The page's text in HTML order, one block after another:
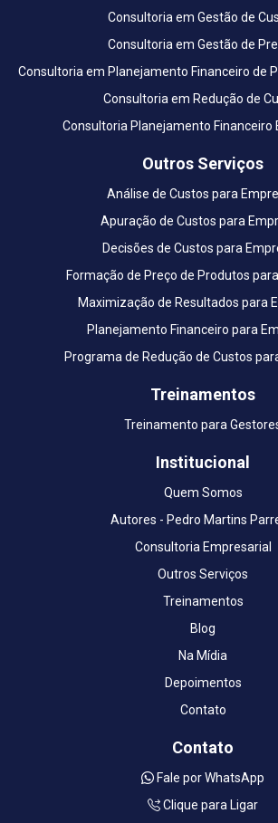
Consultoria em Gestão de
Consultoria em Gestão de
Consultoria em Planejamento Financeiro de
Consultoria em Redução de
Consultoria Planejamento Financeiro
Outros Serviços
Análise de Custos para
Apuração de Custos para
Decisões de Custos para
Formação de Preço de Produtos
Maximização de Resultados para
Planejamento Financeiro para
Programa de Redução de Custos
Treinamentos
Treinamento para
Institucional
Quem Somos
Autores - Pedro Martins
Consultoria Empresarial
Outros Serviços
Treinamentos
Blog
Na Mídia
Depoimentos
Contato
Contato
Fale por WhatsApp
Clique para Ligar